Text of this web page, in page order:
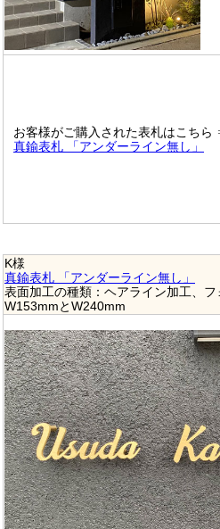
お客様がご購入された表札はこちら
真鍮表札 「アンダーライン無し」
K様
真鍮表札 「アンダーライン無し」
表面加工の種類：ヘアライン加工、フ
W153mmとW240mm